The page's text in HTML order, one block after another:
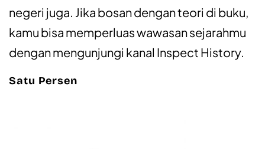
negeri juga. Jika bosan dengan teori di buku,
kamu bisa memperluas wawasan sejarahmu
dengan mengunjungi kanal Inspect History.
Satu Persen